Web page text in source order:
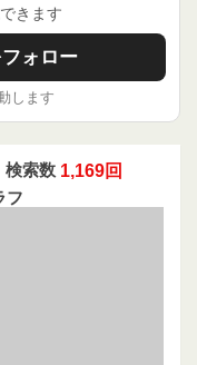
きます
ォロー
します
検索数 1,169回
フ